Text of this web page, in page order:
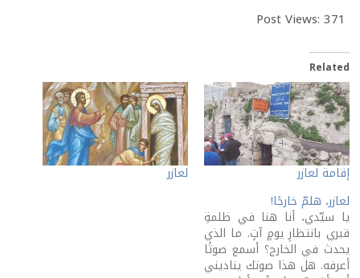
Post Views: 371
Related
إقامة لعازر
لعازر
لعازر، هلمّ خارجًا!
يا سيّدي، أنا هنا في ظلمةِ
قبري بانتظارِ يومٍ آتٍ. ما الذي
يحدث في الخارج؟ أسمع صوتًا
أعرفه. هل هذا صوتك يناديني